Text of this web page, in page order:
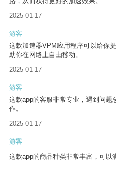
2025-01-17
游客
这款加速器VPM应用程序可以给你
助你在网络上自由移动。
2025-01-17
游客
这款app的客服非常专业，遇到问
作。
2025-01-17
游客
这款app的商品种类非常丰富，可以